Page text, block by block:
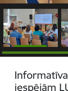
iespējām